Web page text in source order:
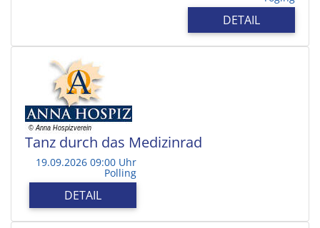
DETAIL
Tanz durch das Medizinrad
19.09.2026 09:00 Uhr
Polling
DETAIL